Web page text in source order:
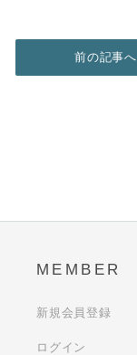
前の記事へ
MEMBER
新規会員登録
ログイン